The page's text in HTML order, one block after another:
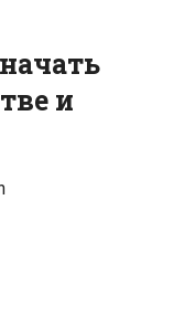
и